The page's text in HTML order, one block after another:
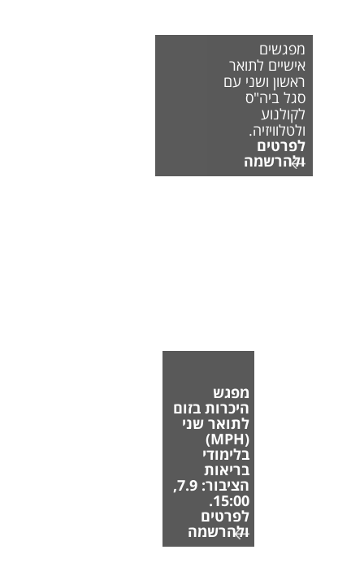
מפגשים
אישיים לתואר
ראשון ושני עם
סגל ביה"ס
לקולנוע
ולטלוויזיה.
לפרטים
ולהרשמה
מפגש
היכרות בזום
לתואר שני
(MPH)
בלימודי
בריאות
הציבור: 7.9,
15:00.
לפרטים
ולהרשמה